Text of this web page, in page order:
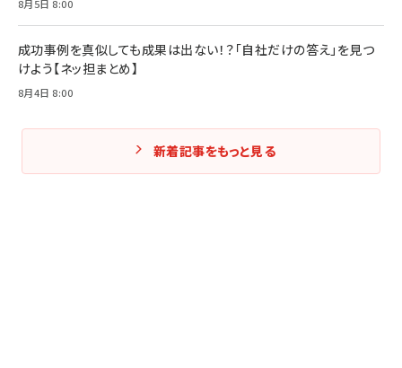
8月5日 8:00
成功事例を真似しても成果は出ない！？「自社だけの答え」を見つ
けよう【ネッ担まとめ】
8月4日 8:00
新着記事をもっと見る